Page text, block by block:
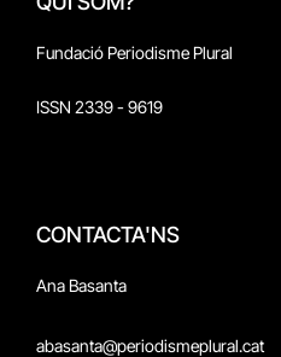
Fundació Periodisme Plural
ISSN 2339 - 9619
CONTACTA'NS
Ana Basanta
abasanta@periodismeplural.cat